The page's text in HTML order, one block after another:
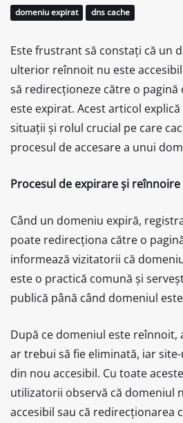
domeniu expirat dns cache
Este frustrant să constați că un
ulterior reînnoit nu este
să redirecționeze către o pagină
este expirat. Acest articol
situații și rolul crucial pe care
procesul de accesare a unui
Procesul de expirare și
Când un domeniu expiră,
poate redirecționa către o
informează vizitatorii că
este o practică comună și
publică până când domeniul
După ce domeniul este
ar trebui să fie eliminată, iar
din nou accesibil. Cu toate
utilizatorii observă că domeniul
accesibil sau că redirecționarea